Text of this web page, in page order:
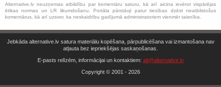
Alternative.lv neuzņemas atbildību par komentāru saturu, kā arī aicina ievērot vispārējas
ētikas normas un LR likumdošanu. Portāla pārstāvji patur tiesības dzēst neatbilstošus
komentārus, kā arī uzsver, ka neskaidrību gadījumā administratoriem vienmēr taisnība.
Jebkāda alternative.lv satura materiālu kopēšana, pārpublicēšana vai izmantošana nav
atļauta bez iepriekšējas saskaņošanas.
E-pasts relīzēm, informācijai un kontaktiem: alt@alternative.lv
Copyright © 2001 - 2026